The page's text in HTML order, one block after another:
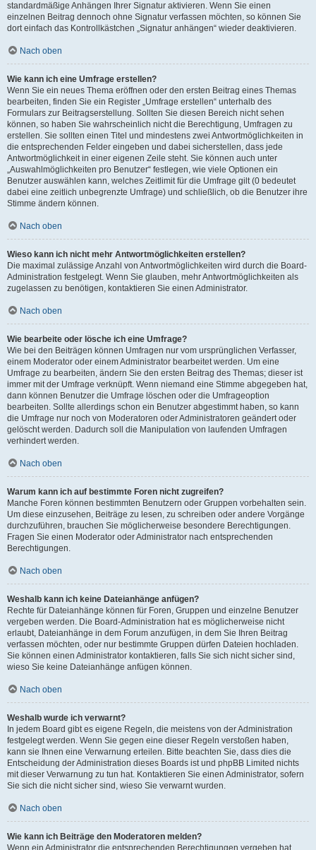
standardmäßige Anhängen Ihrer Signatur aktivieren. Wenn Sie einen
einzelnen Beitrag dennoch ohne Signatur verfassen möchten, so können Sie
dort einfach das Kontrollkästchen „Signatur anhängen“ wieder deaktivieren.
Nach oben
Wie kann ich eine Umfrage erstellen?
Wenn Sie ein neues Thema eröffnen oder den ersten Beitrag eines Themas
bearbeiten, finden Sie ein Register „Umfrage erstellen“ unterhalb des
Formulars zur Beitragserstellung. Sollten Sie diesen Bereich nicht sehen
können, so haben Sie wahrscheinlich nicht die Berechtigung, Umfragen zu
erstellen. Sie sollten einen Titel und mindestens zwei Antwortmöglichkeiten in
die entsprechenden Felder eingeben und dabei sicherstellen, dass jede
Antwortmöglichkeit in einer eigenen Zeile steht. Sie können auch unter
„Auswahlmöglichkeiten pro Benutzer“ festlegen, wie viele Optionen ein
Benutzer auswählen kann, welches Zeitlimit für die Umfrage gilt (0 bedeutet
dabei eine zeitlich unbegrenzte Umfrage) und schließlich, ob die Benutzer ihre
Stimme ändern können.
Nach oben
Wieso kann ich nicht mehr Antwortmöglichkeiten erstellen?
Die maximal zulässige Anzahl von Antwortmöglichkeiten wird durch die Board-
Administration festgelegt. Wenn Sie glauben, mehr Antwortmöglichkeiten als
zugelassen zu benötigen, kontaktieren Sie einen Administrator.
Nach oben
Wie bearbeite oder lösche ich eine Umfrage?
Wie bei den Beiträgen können Umfragen nur vom ursprünglichen Verfasser,
einem Moderator oder einem Administrator bearbeitet werden. Um eine
Umfrage zu bearbeiten, ändern Sie den ersten Beitrag des Themas; dieser ist
immer mit der Umfrage verknüpft. Wenn niemand eine Stimme abgegeben hat,
dann können Benutzer die Umfrage löschen oder die Umfrageoption
bearbeiten. Sollte allerdings schon ein Benutzer abgestimmt haben, so kann
die Umfrage nur noch von Moderatoren oder Administratoren geändert oder
gelöscht werden. Dadurch soll die Manipulation von laufenden Umfragen
verhindert werden.
Nach oben
Warum kann ich auf bestimmte Foren nicht zugreifen?
Manche Foren können bestimmten Benutzern oder Gruppen vorbehalten sein.
Um diese einzusehen, Beiträge zu lesen, zu schreiben oder andere Vorgänge
durchzuführen, brauchen Sie möglicherweise besondere Berechtigungen.
Fragen Sie einen Moderator oder Administrator nach entsprechenden
Berechtigungen.
Nach oben
Weshalb kann ich keine Dateianhänge anfügen?
Rechte für Dateianhänge können für Foren, Gruppen und einzelne Benutzer
vergeben werden. Die Board-Administration hat es möglicherweise nicht
erlaubt, Dateianhänge in dem Forum anzufügen, in dem Sie Ihren Beitrag
verfassen möchten, oder nur bestimmte Gruppen dürfen Dateien hochladen.
Sie können einen Administrator kontaktieren, falls Sie sich nicht sicher sind,
wieso Sie keine Dateianhänge anfügen können.
Nach oben
Weshalb wurde ich verwarnt?
In jedem Board gibt es eigene Regeln, die meistens von der Administration
festgelegt werden. Wenn Sie gegen eine dieser Regeln verstoßen haben,
kann sie Ihnen eine Verwarnung erteilen. Bitte beachten Sie, dass dies die
Entscheidung der Administration dieses Boards ist und phpBB Limited nichts
mit dieser Verwarnung zu tun hat. Kontaktieren Sie einen Administrator, sofern
Sie sich die nicht sicher sind, wieso Sie verwarnt wurden.
Nach oben
Wie kann ich Beiträge den Moderatoren melden?
Wenn ein Administrator die entsprechenden Berechtigungen vergeben hat,